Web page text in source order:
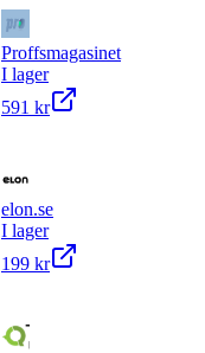
Proffsmagasinet
I lager
591 kr
elon.se
I lager
199 kr